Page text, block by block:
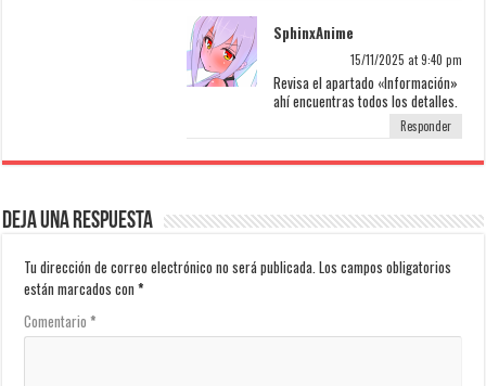
SphinxAnime
15/11/2025 at 9:40 pm
Revisa el apartado «Información»
ahí encuentras todos los detalles.
Responder
Deja una respuesta
Tu dirección de correo electrónico no será publicada. Los campos obligatorios
están marcados con*
Comentario*